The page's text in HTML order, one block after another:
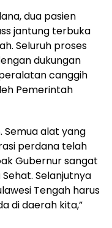
dua pasien
jantung terbuka
Seluruh proses
dukungan
canggih
Pemerintah
Semua alat yang
perdana telah
Gubernur sangat
Selanjutnya
Tengah harus
di daerah kita,”